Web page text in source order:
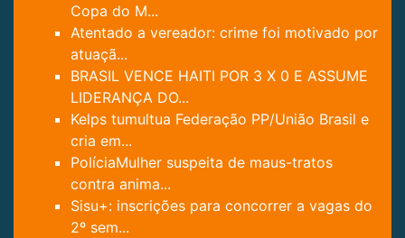
Copa do M...
Atentado a vereador: crime foi motivado por
atuaçã...
BRASIL VENCE HAITI POR 3 X 0 E ASSUME
LIDERANÇA DO...
Kelps tumultua Federação PP/União Brasil e
cria em...
PolíciaMulher suspeita de maus-tratos
contra anima...
Sisu+: inscrições para concorrer a vagas do
2º sem...